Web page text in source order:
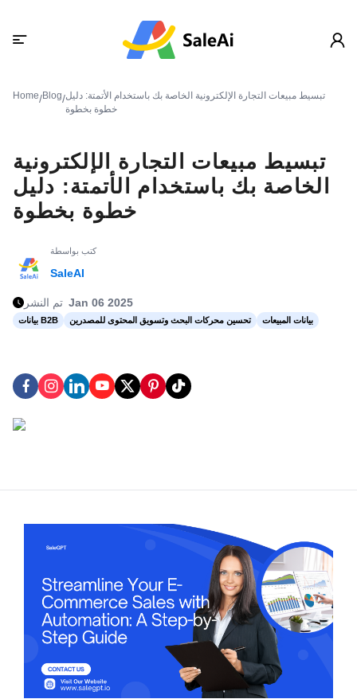
Home/Blog/تبسيط مبيعات التجارة الإلكترونية الخاصة بك باستخدام الأتمتة: دليل
خطوة بخطوة
تبسيط مبيعات التجارة الإلكترونية
الخاصة بك باستخدام الأتمتة: دليل
خطوة بخطوة
كتب بواسطة
SaleAI
تم النشر Jan 06 2025
بيانات B2B تحسين محركات البحث وتسويق المحتوى للمصدرين بيانات المبيعات